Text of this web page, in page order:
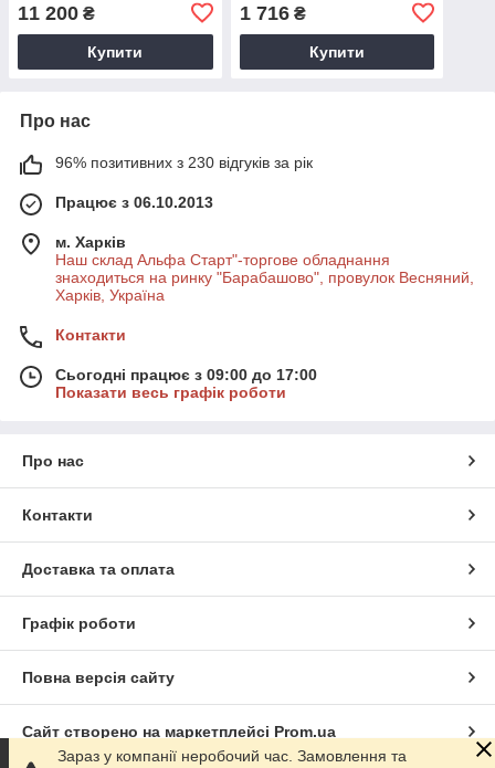
11 200 ₴
Купити
1 716₴
Купити
Про нас
96% позитивних з 230 відгуків за рік
Працює з 06.10.2013
м. Харків
Наш склад Альфа Старт"-торгове обладнання
знаходиться на ринку "Барабашово", провулок Весняний,
Харків, Україна
Контакти
Сьогодні працює з 09:00 до 17:00
Показати весь графік роботи
Про нас
Контакти
Доставка та оплата
Графік роботи
Повна версія сайту
Сайт створено на маркетплейсі Prom.ua
Зараз у компанії неробочий час. Замовлення та